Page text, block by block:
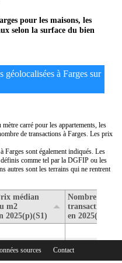
sources Contact
pour les maisons, les
selon la surface du bien
à Farges sur
carré pour les appartements, les
de transactions à Farges. Les prix
Farges sont également indiqués. Les
comme tel par la DGFIP ou les
autres sont les terrains qui ne rentrent
médian
m2
2025(p)(S1)
Nombre de
transactions
en 2025(p)(S1)